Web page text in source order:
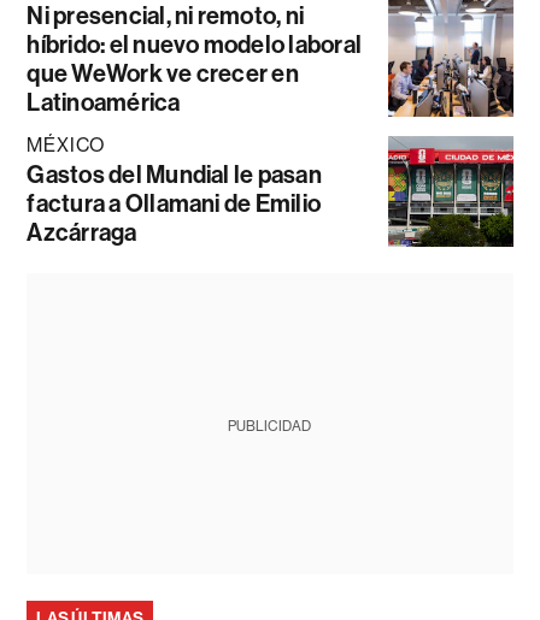
Ni presencial, ni remoto, ni
híbrido: el nuevo modelo laboral
que WeWork ve crecer en
Latinoamérica
MÉXICO
Gastos del Mundial le pasan
factura a Ollamani de Emilio
Azcárraga
PUBLICIDAD